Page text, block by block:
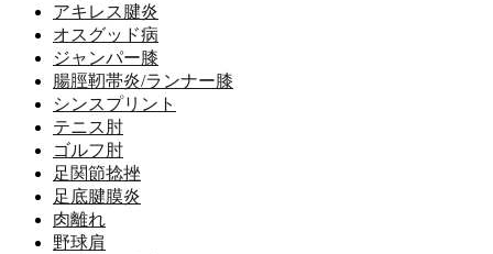
アキレス腱炎
オスグッド病
ジャンパー膝
腸脛靭帯炎/ランナー膝
シンスプリント
テニス肘
ゴルフ肘
足関節捻挫
足底腱膜炎
肉離れ
野球肩